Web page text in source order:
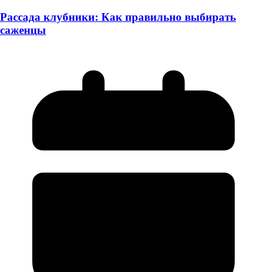
Рассада клубники: Как правильно выбирать
саженцы